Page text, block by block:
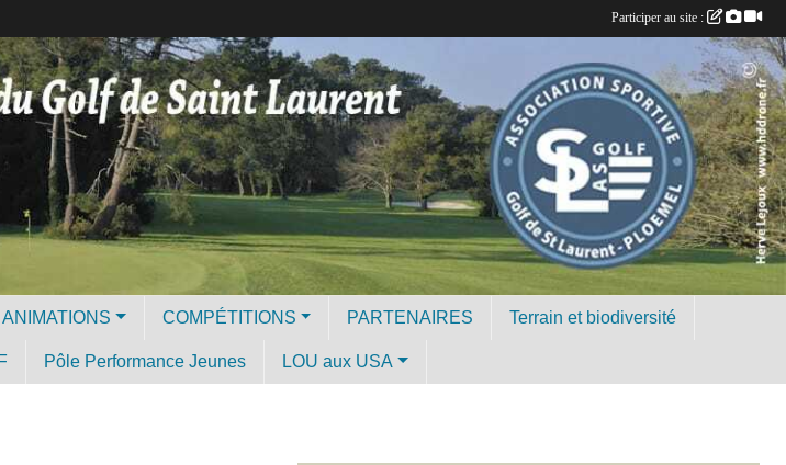
ANIMATIONS COMPÉTITIONS PARTENAIRES Terrain et biodiversité
Pôle Performance Jeunes LOU aux USA
Participer au site :